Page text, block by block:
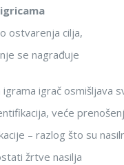
ostvarenja cilja,
se nagrađuje
igrač osmišljava
veće
– razlog što su
žrtve nasilja